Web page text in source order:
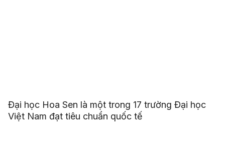
Đại học Hoa Sen là một trong 17 trường Đại học
Việt Nam đạt tiêu chuẩn quốc tế